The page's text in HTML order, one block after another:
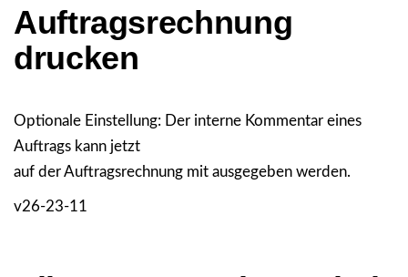
Auftragsrechnung
drucken
Optionale Einstellung: Der interne Kommentar eines
Auftrags kann jetzt
auf der Auftragsrechnung mit ausgegeben werden.
v26-23-11